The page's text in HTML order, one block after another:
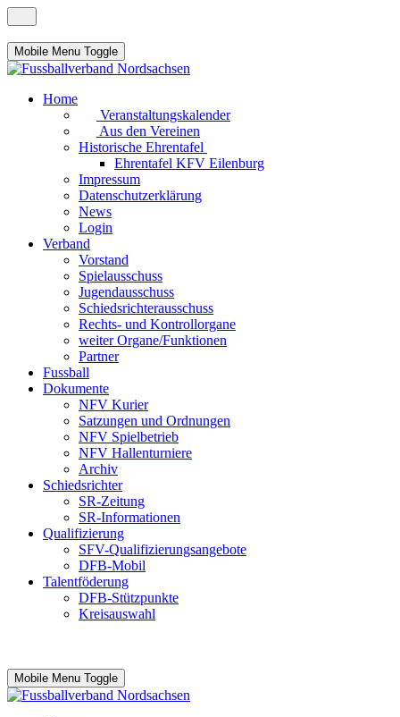
Mobile Menu Toggle
Home
Veranstaltungskalender
Aus den Vereinen
Historische Ehrentafel
Ehrentafel KFV Eilenburg
Impressum
Datenschutzerklärung
News
Login
Verband
Vorstand
Spielausschuss
Jugendausschuss
Schiedsrichterausschuss
Rechts- und Kontrollorgane
weiter Organe/Funktionen
Partner
Fussball
Dokumente
NFV Kurier
Satzungen und Ordnungen
NFV Spielbetrieb
NFV Hallenturniere
Archiv
Schiedsrichter
SR-Zeitung
SR-Informationen
Qualifizierung
SFV-Qualifizierungsangebote
DFB-Mobil
Talentföderung
DFB-Stützpunkte
Kreisauswahl
Mobile Menu Toggle